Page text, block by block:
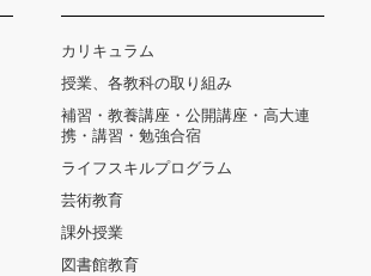
カリキュラム
授業、各教科の取り組み
補習・教養講座・公開講座・高大連
携・講習・勉強合宿
ライフスキルプログラム
芸術教育
課外授業
図書館教育